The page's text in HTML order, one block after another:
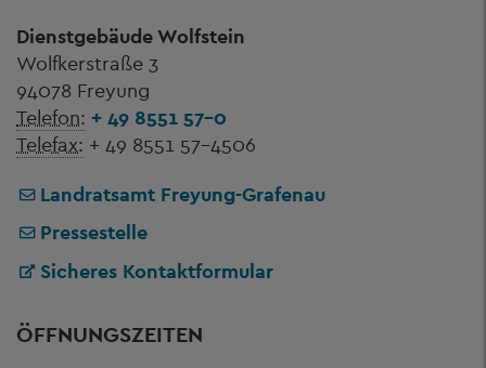
Dienstgebäude Wolfstein
Wolfkerstraße 3
94078 Freyung
Telefon: + 49 8551 57-0
Telefax: + 49 8551 57-4506
Landratsamt Freyung-Grafenau
Pressestelle
Sicheres Kontaktformular
ÖFFNUNGSZEITEN